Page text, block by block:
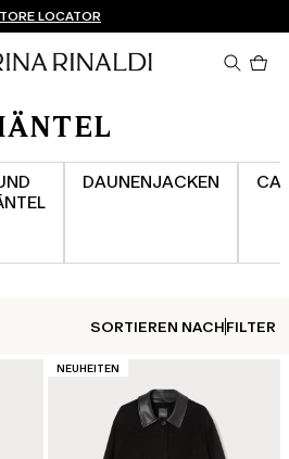
UND RÜCKSENDUNG
REGISTRIEREN SIE SICH JETZT
LOCATOR
DAUNENJACKEN
SORTIEREN NACHFILTER
KATEGORIE:
NEUHEITEN